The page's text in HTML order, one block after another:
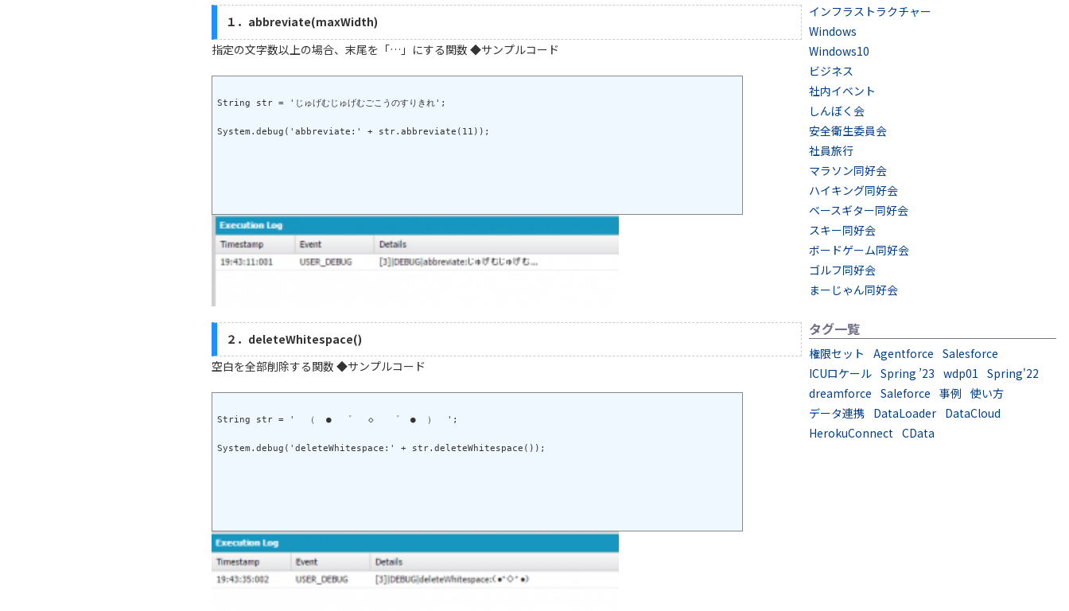
１．abbreviate(maxWidth)
指定の文字数以上の場合、末尾を「…」にする関数 ◆サンプルコード
String str = 'じゅげむじゅげむごこうのすりきれ';
２．deleteWhitespace()
空白を全部削除する関数 ◆サンプルコード
String str = '  （  ●  ゜   ◇   ゜  ●  ）  ';
インフラストラクチャー
Windows
Windows10
ビジネス
社内イベント
しんぼく会
安全衛生委員会
社員旅行
マラソン同好会
ハイキング同好会
ベースギター同好会
スキー同好会
ボードゲーム同好会
ゴルフ同好会
まーじゃん同好会
タグ一覧
権限セット Agentforce Salesforce
ICUロケール Spring ’23 wdp01 Spring'22
dreamforce Saleforce 事例 使い方
データ連携 DataLoader DataCloud
HerokuConnect CData